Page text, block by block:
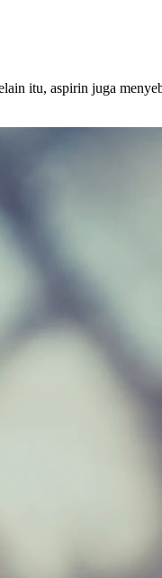
itu, aspirin juga